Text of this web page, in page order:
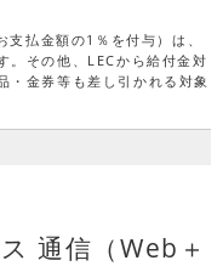
払金額の1％を付与）は、
。その他、LECから給付金対
・金券等も差し引かれる対象
通信（Web＋